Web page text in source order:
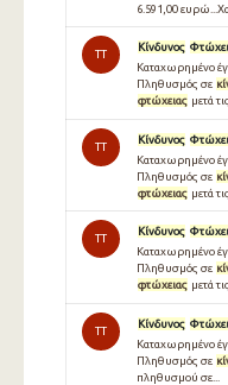
6.591,00
TT
Κίνδυνος
Καταχωρημένο
Πληθυσμός σε
φτώχειας μετά
TT
Κίνδυνος
Καταχωρημένο
Πληθυσμός σε
φτώχειας μετά
TT
Κίνδυνος
Καταχωρημένο
Πληθυσμός σε
φτώχειας μετά
TT
Κίνδυνος
Καταχωρημένο
Πληθυσμός σε
πληθυσμού σε...